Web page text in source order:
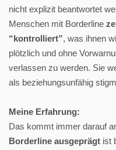
nicht explizit beantwortet
Menschen mit Borderline
“kontrolliert”, was ihnen
plötzlich und ohne
verlassen zu werden. Sie
als beziehungsunfähig
Meine Erfahrung:
Das kommt immer darauf
Borderline ausgeprägt ist